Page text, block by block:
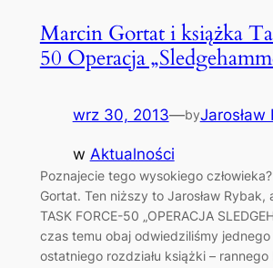
Marcin Gortat i książka
50 Operacja
wrz 30, 2013—byJarosław
w Aktualności
Poznajecie tego wysokiego
Gortat. Ten niższy to Jarosław Rybak,
TASK FORCE-50 „OPERACJA
czas temu obaj odwiedziliśmy
ostatniego rozdziału książki – rannego